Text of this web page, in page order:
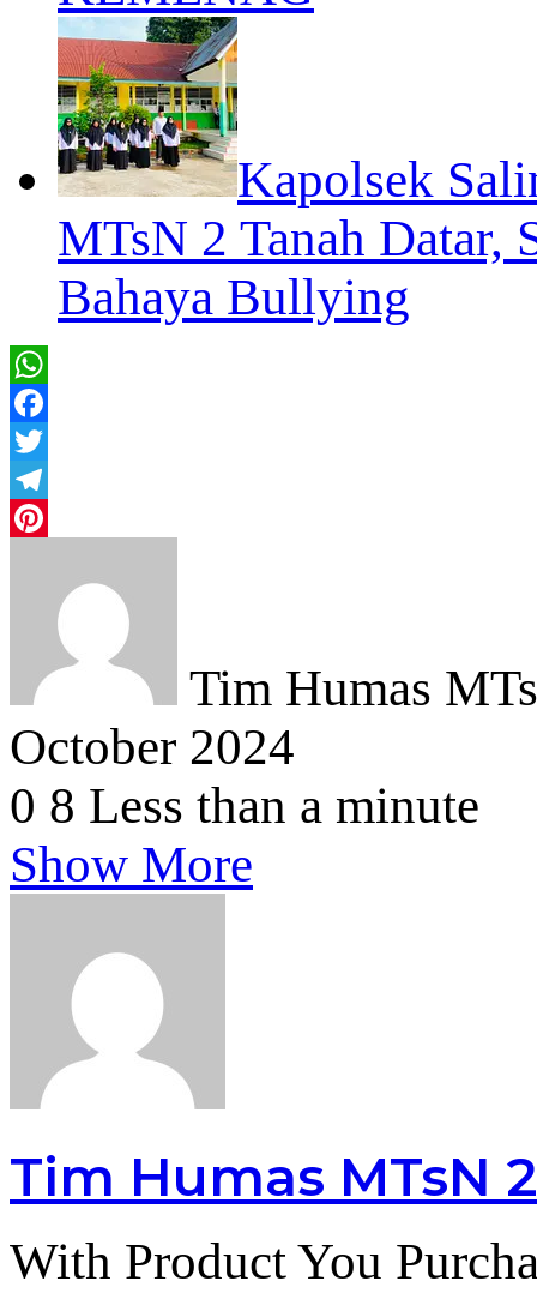
Kapolsek
MTsN 2 Tanah Datar,
Bahaya Bullying
WhatsApp
Facebook
Twitter
Telegram
Tim Humas
October 2024
0 8 Less than a minute
Show More
Tim Humas MTsN
With Product You